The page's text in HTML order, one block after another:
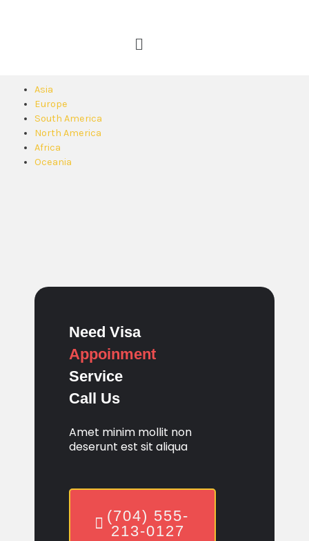
Asia
Europe
South America
North America
Africa
Oceania
Need Visa
Appoinment
Service
Call Us
Amet minim mollit non
deserunt est sit aliqua
(704) 555-
213-0127